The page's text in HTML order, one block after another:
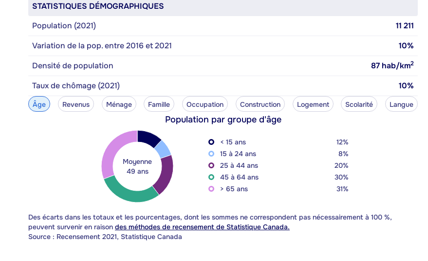
STATISTIQUES DÉMOGRAPHIQUES
Population (2021)
11 211
Variation de la pop. entre 2016 et 2021
10%
Densité de population
87 hab/km2
Taux de chômage (2021) 10%
Âge Revenus Ménage Famille Occupation Construction Logement Scolarité Langue
Population par groupe d'âge
Moyenne
49 ans
< 15 ans
12%
15 à 24 ans
8%
25 à 44 ans
20%
45 à 64 ans
30%
> 65 ans
31%
Des écarts dans les totaux et les pourcentages, dont les sommes ne correspondent pas nécessairement à 100 %,
peuvent survenir en raison des méthodes de recensement de Statistique Canada.
Source : Recensement 2021, Statistique Canada